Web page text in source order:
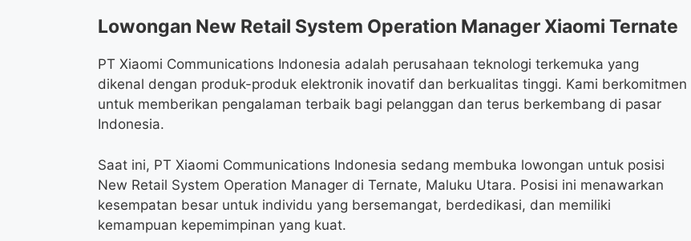
Lowongan New Retail System Operation Manager Xiaomi Ternate
PT Xiaomi Communications Indonesia adalah perusahaan teknologi terkemuka yang
dikenal dengan produk-produk elektronik inovatif dan berkualitas tinggi. Kami berkomitmen
untuk memberikan pengalaman terbaik bagi pelanggan dan terus berkembang di pasar
Indonesia.
Saat ini, PT Xiaomi Communications Indonesia sedang membuka lowongan untuk posisi
New Retail System Operation Manager di Ternate, Maluku Utara. Posisi ini menawarkan
kesempatan besar untuk individu yang bersemangat, berdedikasi, dan memiliki
kemampuan kepemimpinan yang kuat.